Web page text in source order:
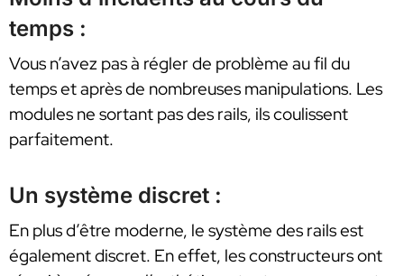
temps :
Vous n’avez pas à régler de problème au fil du
temps et après de nombreuses manipulations. Les
modules ne sortant pas des rails, ils coulissent
parfaitement.
Un système discret :
En plus d’être moderne, le système des rails est
également discret. En effet, les constructeurs ont